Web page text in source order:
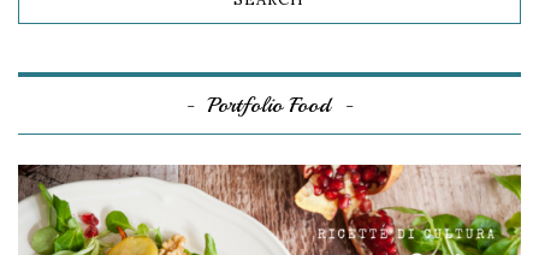
Portfolio Food